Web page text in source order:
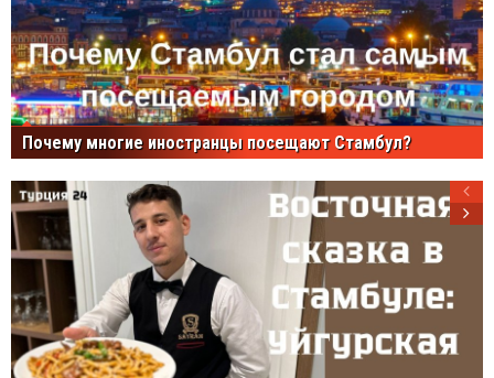
Почему многие иностранцы посещают Стамбул?